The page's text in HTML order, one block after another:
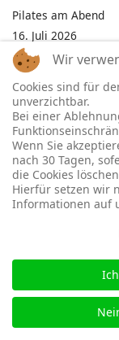
Pilates am Abend
16. Juli 2026
Jumping Fitness
16. Juli 2026
Jumping Fitness
16. Juli 2026
Kinderfest in
16. Juli 2026
© 2026 Gemeinde
Seite betreut
+49
Wir
Cookies sind für
unverzichtbar.
Bei einer
Wenn Sie
nach 30 Tagen,
die Cookies
Hierfür setzen wir
Informationen auf